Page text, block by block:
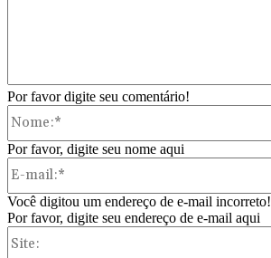
Por favor digite seu comentário!
Por favor, digite seu nome aqui
Você digitou um endereço de e-mail incorreto!
Por favor, digite seu endereço de e-mail aqui